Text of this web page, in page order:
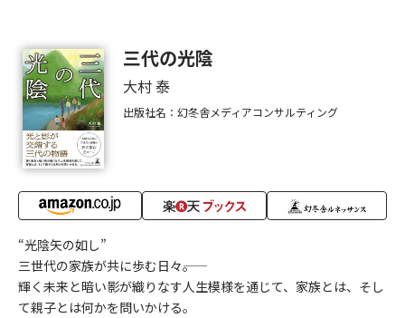
三代の光陰
大村 泰
出版社名：幻冬舎メディアコンサルティング
“光陰矢の如し”
三世代の家族が共に歩む日々――。
輝く未来と暗い影が織りなす人生模様を通じて、家族とは、そし
て親子とは何かを問いかける。